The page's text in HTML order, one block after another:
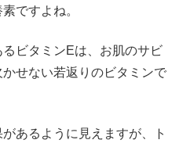
ですよね。
ビタミンEは、お肌のサビ
せない若返りのビタミンで
あるように見えますが、ト